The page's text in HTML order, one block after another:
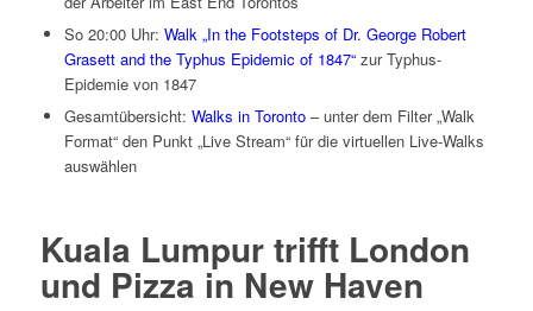
So 20:00 Uhr: Walk „In the Footsteps of Dr. George Robert
Grasett and the Typhus Epidemic of 1847“zur Typhus-
Epidemie von 1847
Gesamtübersicht: Walks in Toronto– unter dem Filter „Walk
Format“ den Punkt „Live Stream“ für die virtuellen Live-Walks
auswählen
Kuala Lumpur trifft London
und Pizza in New Haven